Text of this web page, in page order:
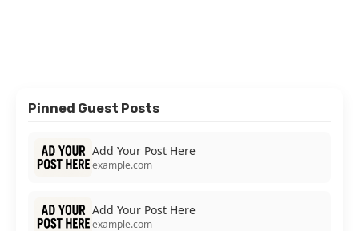
Pinned Guest Posts
Add Your Post Here
example.com
Add Your Post Here
example.com